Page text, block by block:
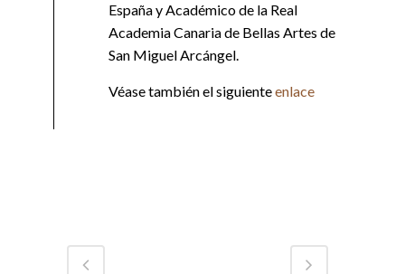
España y Académico de la Real
Academia Canaria de Bellas Artes de
San Miguel Arcángel.
Véase también el siguienteenlace